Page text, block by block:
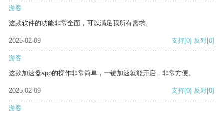
游客
这款软件的功能非常全面，可以满足我所有需求。
2025-02-09 支持[0] 反对[0]
游客
这款加速器app的操作非常简单，一键加速就能开启，非常方便。
2025-02-09 支持[0] 反对[0]
游客